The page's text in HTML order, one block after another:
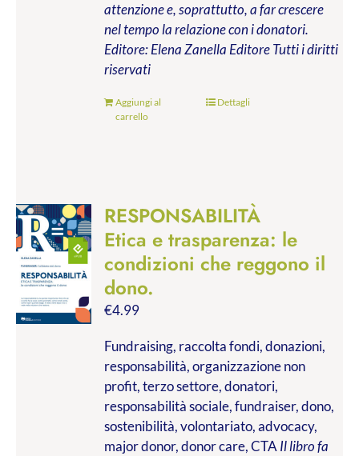
attenzione e, soprattutto, a far crescere
nel tempo la relazione con i donatori.
Editore: Elena Zanella EditoreTutti i diritti
riservati
Aggiungi al
carrello
Dettagli
RESPONSABILITÀ
Etica e trasparenza: le
condizioni che reggono il
dono.
€4.99
Fundraising, raccolta fondi, donazioni,
responsabilità, organizzazione non
profit, terzo settore, donatori,
responsabilità sociale, fundraiser, dono,
sostenibilità, volontariato, advocacy,
major donor, donor care, CTA Il libro fa